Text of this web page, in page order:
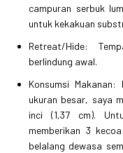
campuran serbuk
untuk kekakuan
Retreat/Hide:
berlindung awal.
Konsumsi
ukuran besar, saya
inci (1,37 cm).
memberikan 3
belalang dewasa